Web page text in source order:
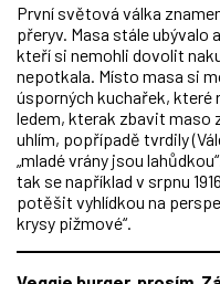
První světová válka
přeryv. Masa stále ubývalo
kteří si nemohli dovolit
nepotkala. Místo masa si
úsporných kuchařek, které
ledem, kterak zbavit maso
uhlím, popřípadě tvrdily
„mladé vrány jsou
tak se například v srpnu
potěšit vyhlídkou na
krysy pižmové“.